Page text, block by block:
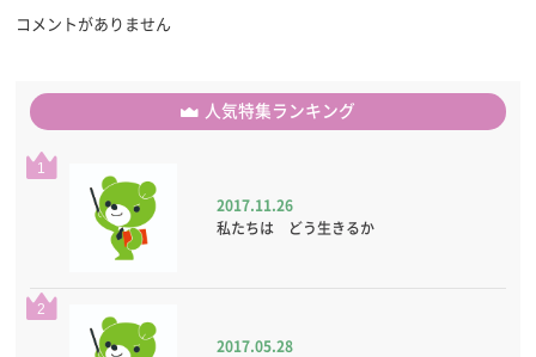
コメントがありません
人気特集ランキング
1
2017.11.26
私たちは どう生きるか
2
2017.05.28